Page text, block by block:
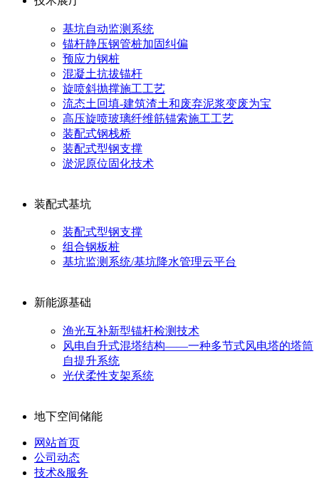
基坑自动监测系统
锚杆静压钢管桩加固纠偏
预应力钢桩
混凝土抗拔锚杆
旋喷斜抛撑施工工艺
流态土回填-建筑渣土和废弃泥浆变废为宝
高压旋喷玻璃纤维筋锚索施工工艺
装配式钢栈桥
装配式型钢支撑
淤泥原位固化技术
装配式基坑
装配式型钢支撑
组合钢板桩
基坑监测系统/基坑降水管理云平台
新能源基础
渔光互补新型锚杆检测技术
风电自升式混塔结构——一种多节式风电塔的塔筒
自提升系统
光伏柔性支架系统
地下空间储能
网站首页
公司动态
技术&服务